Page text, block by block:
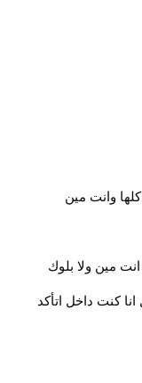
وانت مين
مين ولا بلوك
كنت داخل اتأكد